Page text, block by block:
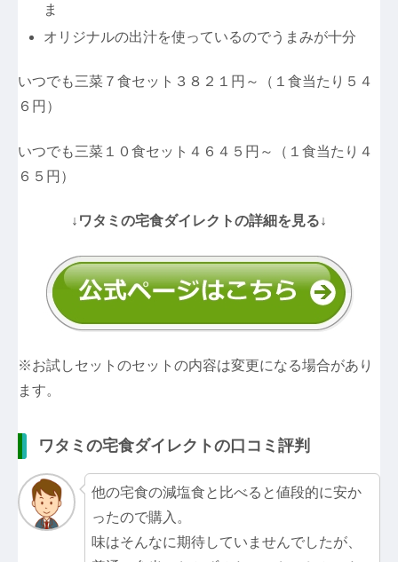
ま
オリジナルの出汁を使っているのでうまみが十分
いつでも三菜７食セット３８２１円～（１食当たり５４
６円）
いつでも三菜１０食セット４６４５円～（１食当たり４
６５円）
↓ワタミの宅食ダイレクトの詳細を見る↓
※お試しセットのセットの内容は変更になる場合があり
ます。
ワタミの宅食ダイレクトの口コミ評判
他の宅食の減塩食と比べると値段的に安か
ったので購入。
味はそんなに期待していませんでしたが、